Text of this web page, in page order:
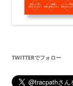
TWITTERでフォロー